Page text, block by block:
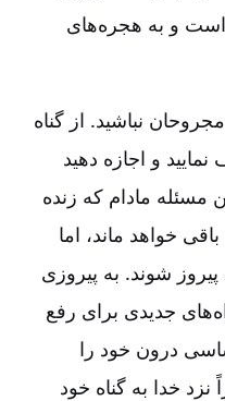
است و به هجره‌های
نباشید. از گناه
و اجازه دهید
مسئله مادام که زنده
خواهد ماند، اما
شوند. به پیروزی
جدیدی برای رفع
درون خود را
نزد خدا به گناه خود